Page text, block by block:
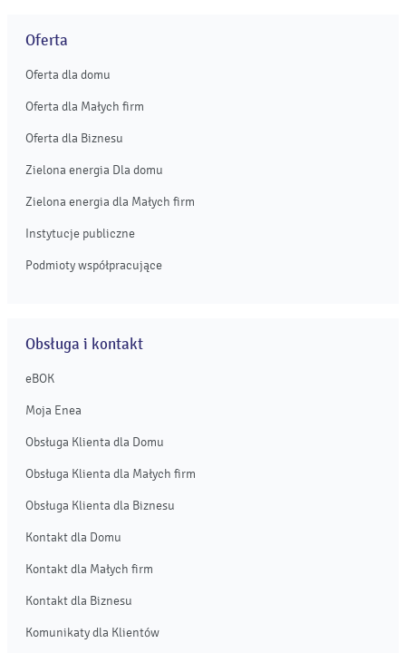
Oferta
Oferta dla domu
Oferta dla Małych firm
Oferta dla Biznesu
Zielona energia Dla domu
Zielona energia dla Małych firm
Instytucje publiczne
Podmioty współpracujące
Obsługa i kontakt
eBOK
Moja Enea
Obsługa Klienta dla Domu
Obsługa Klienta dla Małych firm
Obsługa Klienta dla Biznesu
Kontakt dla Domu
Kontakt dla Małych firm
Kontakt dla Biznesu
Komunikaty dla Klientów